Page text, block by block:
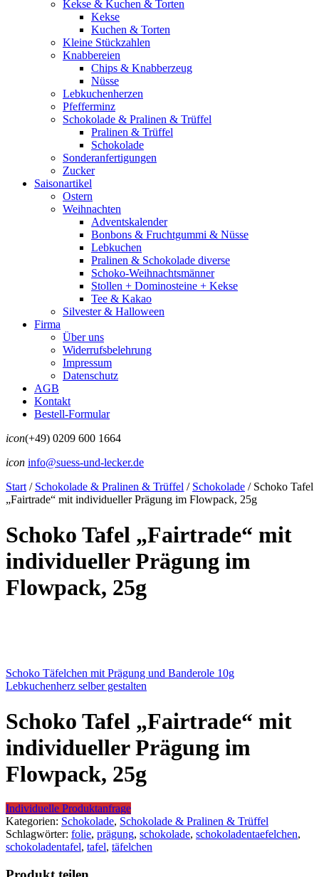
Kekse & Kuchen & Torten
Kekse
Kuchen & Torten
Kleine Stückzahlen
Knabbereien
Chips & Knabberzeug
Nüsse
Lebkuchenherzen
Pfefferminz
Schokolade & Pralinen & Trüffel
Pralinen & Trüffel
Schokolade
Sonderanfertigungen
Zucker
Saisonartikel
Ostern
Weihnachten
Adventskalender
Bonbons & Fruchtgummi & Nüsse
Lebkuchen
Pralinen & Schokolade diverse
Schoko-Weihnachtsmänner
Stollen + Dominosteine + Kekse
Tee & Kakao
Silvester & Halloween
Firma
Über uns
Widerrufsbelehrung
Impressum
Datenschutz
AGB
Kontakt
Bestell-Formular
icon(+49) 0209 600 1664
icon info@suess-und-lecker.de
Start / Schokolade & Pralinen & Trüffel / Schokolade /Schoko Tafel
„Fairtrade“ mit individueller Prägung im Flowpack, 25g
Schoko Tafel „Fairtrade“ mit
individueller Prägung im
Flowpack, 25g
Schoko Täfelchen mit Prägung und Banderole 10g
Lebkuchenherz selber gestalten
Schoko Tafel „Fairtrade“ mit
individueller Prägung im
Flowpack, 25g
Individuelle Produktanfrage
Kategorien: Schokolade, Schokolade & Pralinen & Trüffel
Schlagwörter: folie, prägung, schokolade, schokoladentaefelchen,
schokoladentafel, tafel, täfelchen